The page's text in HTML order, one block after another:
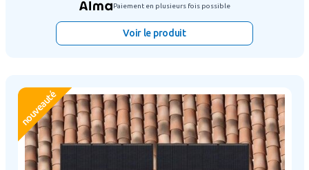
Paiement en plusieurs fois possible
Voir le produit
nouveauté